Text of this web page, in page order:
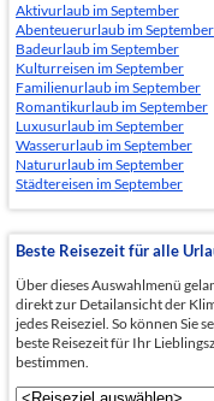
Aktivurlaub im September
Abenteuerurlaub im September
Badeurlaub im September
Kulturreisen im September
Familienurlaub im September
Romantikurlaub im September
Luxusurlaub im September
Wasserurlaub im September
Natururlaub im September
Städtereisen im September
Beste Reisezeit für alle
Über dieses Auswahlmenü
direkt zur Detailansicht der
jedes Reiseziel. So können Sie
beste Reisezeit für Ihr
bestimmen.